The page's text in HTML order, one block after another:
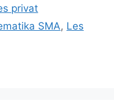
privat
SMA, Les